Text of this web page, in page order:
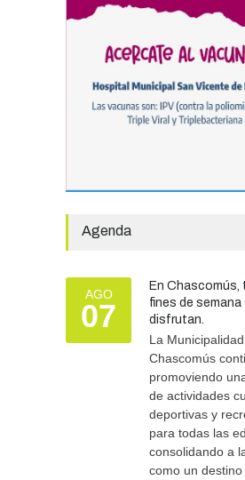
Chascomús
fortalecer el
climáticos
SEGURIDAD
de las
Avanza el
licitatorio
Especial N°
Agenda
AGO
07
En
fines de semana
disfrutan.
La
Chascomús
promoviendo
de actividades
deportivas y
para todas las
consolidando a
como un